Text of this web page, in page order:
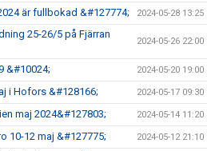
är fullbokad &#127774; 2024-05-28 13:25
25-26/5 på Fjärran
2024-05-26 22:00
&#10024; 2024-05-20 19:00
i Hofors &#128166; 2024-05-17 09:30
maj 2024&#127803; 2024-05-14 11:20
10-12 maj &#127775; 2024-05-12 21:10